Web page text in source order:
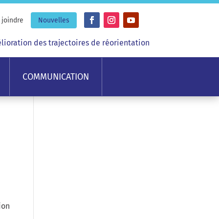
joindre Nouvelles
des trajectoires de réorientation
COMMUNICATION